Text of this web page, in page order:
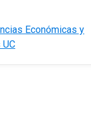
Económicas y